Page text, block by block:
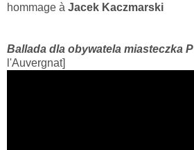
hommage à Jacek Kaczmarski
Ballada dla obywatela miasteczka P
l'Auvergnat]